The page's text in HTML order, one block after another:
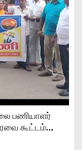
பணியாளர்
கூட்டம்..,